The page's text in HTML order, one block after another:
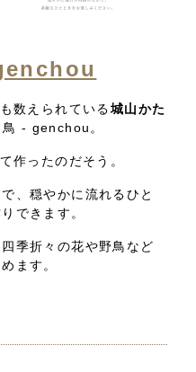
数えられている城山かた
‐ genchou。
作ったのだそう。
、穏やかに流れるひと
できます。
季折々の花や野鳥など
ます。